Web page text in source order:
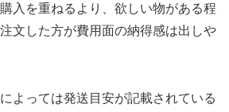
入を重ねるより、欲しい物がある程
文した方が費用面の納得感は出しや
よっては発送目安が記載されている